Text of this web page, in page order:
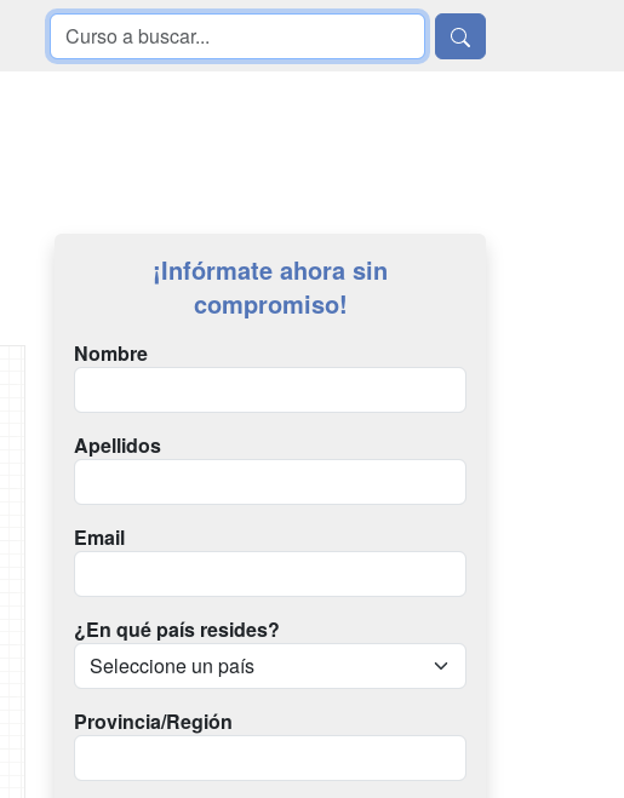
¡Infórmate ahora sin
compromiso!
Nombre
Apellidos
Email
¿En qué país resides?
Provincia/Región